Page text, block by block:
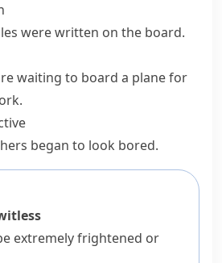
were written on the board.
waiting to board a plane for
began to look bored.
extremely frightened or